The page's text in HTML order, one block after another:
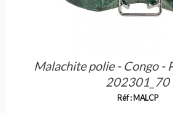
Malachite polie - Congo -
202301_70
Réf : MALCP